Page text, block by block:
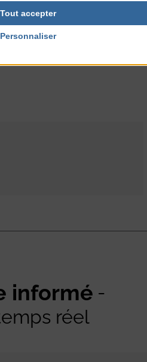
informé
réel
Tout accepter
Personnaliser